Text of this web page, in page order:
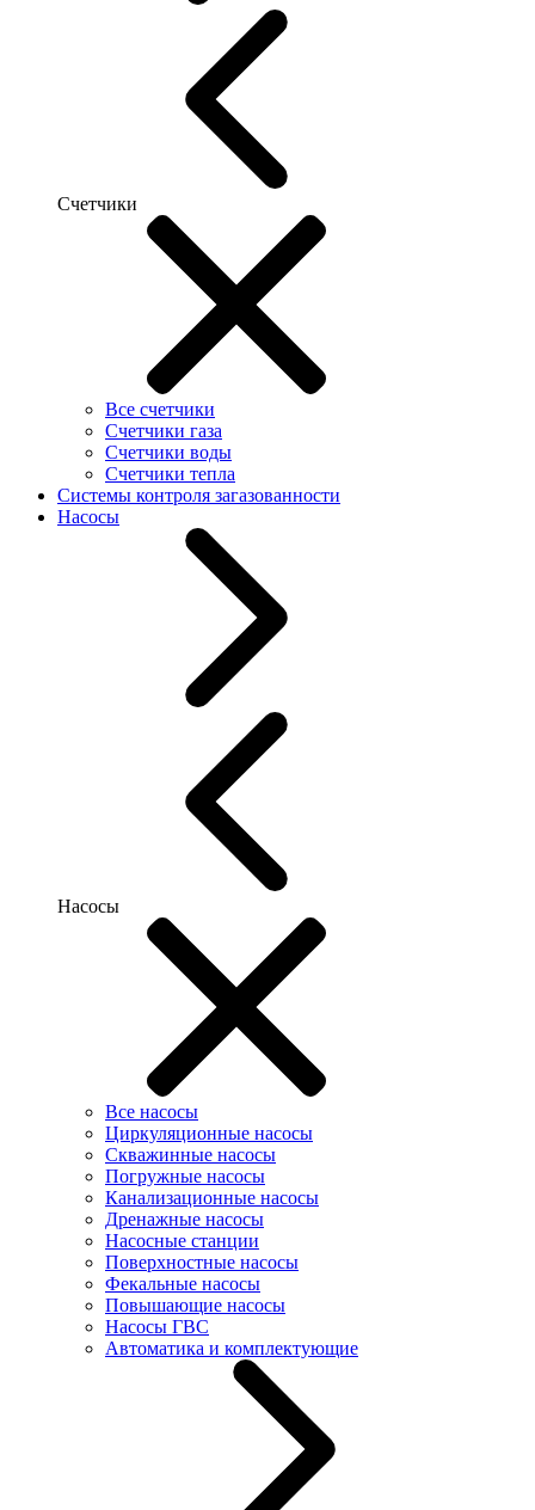
Счетчики
Все счетчики
Счетчики газа
Счетчики воды
Счетчики тепла
Системы контроля загазованности
Насосы
Насосы
Все насосы
Циркуляционные насосы
Скважинные насосы
Погружные насосы
Канализационные насосы
Дренажные насосы
Насосные станции
Поверхностные насосы
Фекальные насосы
Повышающие насосы
Насосы ГВС
Автоматика и комплектующие